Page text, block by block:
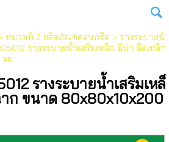
หมวดที่ 2 ผลิตภัณฑ์คอนกรีต > รางระบายน้
รางระบายน้ำเสริมเหล็ก มีบ่า ติดเหล็ก
ม.
รางระบายน้ำเสริมเหล็
ก ขนาด 80x80x10x200